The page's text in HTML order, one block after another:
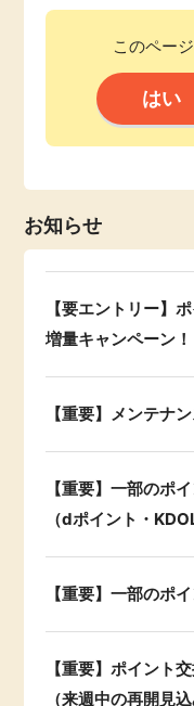
このペー
お知らせ
【要エントリー】
増量キャンペーン
【重要】メンテナ
【重要】一部のポ
（dポイント・
【重要】一部のポ
【重要】ポイント
（来週中の再開見